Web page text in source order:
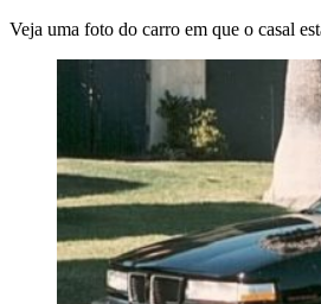
Veja uma foto do carro em que o casal